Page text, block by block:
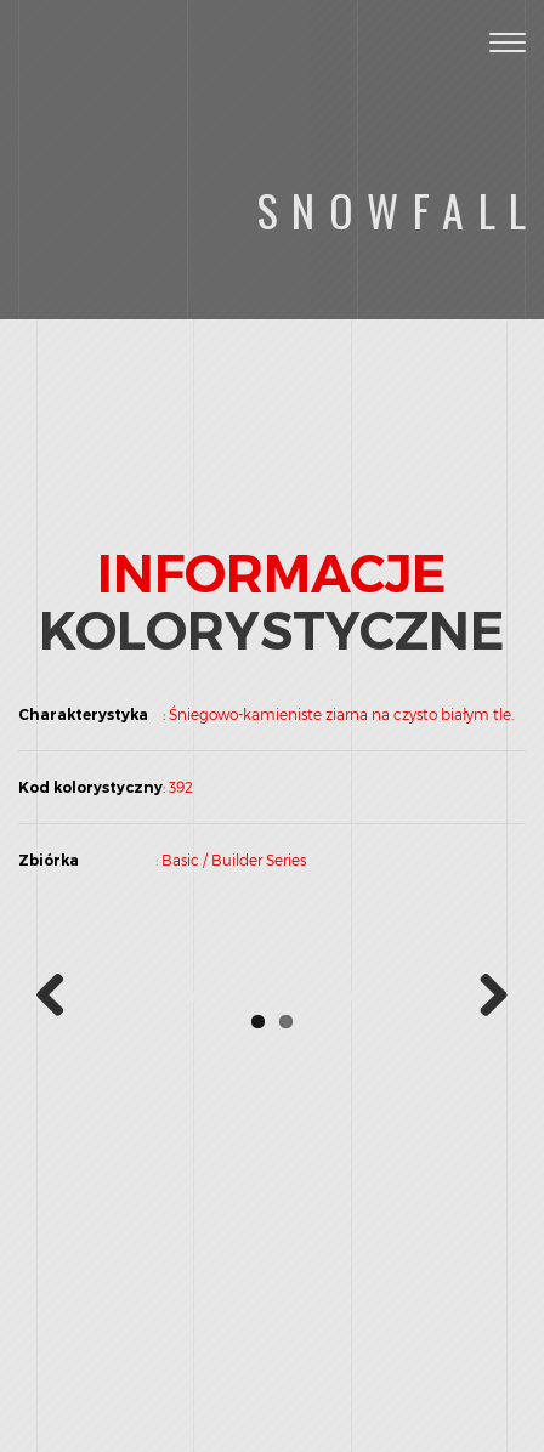
SNOWFALL
INFORMACJE
KOLORYSTYCZNE
Charakterystyka : Śniegowo-kamieniste ziarna na czysto białym tle.
Kod kolorystyczny: 392
Zbiórka : Basic / Builder Series